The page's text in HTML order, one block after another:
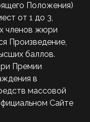
Положения)
от 1 до 3,
членов жюри
Произведение,
баллов.
Премии
в
массовой
Сайте